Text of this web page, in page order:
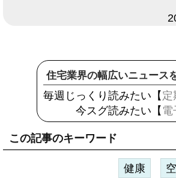
住宅業界の幅広いニュース
毎週じっくり読みたい【 定
今スグ読みたい【 電
この記事のキーワード
健康